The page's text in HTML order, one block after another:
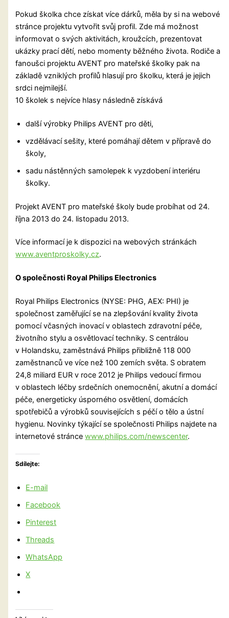
Pokud školka chce získat více dárků, měla by si na webové
stránce projektu vytvořit svůj profil. Zde má možnost
informovat o svých aktivitách, kroužcích, prezentovat
ukázky prací dětí, nebo momenty běžného života. Rodiče a
fanoušci projektu AVENT pro mateřské školky pak na
základě vzniklých profilů hlasují pro školku, která je jejich
srdci nejmilejší.
10 školek s nejvíce hlasy následně získává
další výrobky Philips AVENT pro děti,
vzdělávací sešity, které pomáhají dětem v přípravě do
školy,
sadu nástěnných samolepek k vyzdobení interiéru
školky.
Projekt AVENT pro mateřské školy bude probíhat od 24.
října 2013 do 24. listopadu 2013.
Více informací je k dispozici na webových stránkách
www.aventproskolky.cz.
O společnosti Royal Philips Electronics
Royal Philips Electronics (NYSE: PHG, AEX: PHI) je
společnost zaměřující se na zlepšování kvality života
pomocí včasných inovací v oblastech zdravotní péče,
životního stylu a osvětlovací techniky. S centrálou
v Holandsku, zaměstnává Philips přibližně 118 000
zaměstnanců ve více než 100 zemích světa. S obratem
24,8 miliard EUR v roce 2012 je Philips vedoucí firmou
v oblastech léčby srdečních onemocnění, akutní a domácí
péče, energeticky úsporného osvětlení, domácích
spotřebičů a výrobků souvisejících s péčí o tělo a ústní
hygienu. Novinky týkající se společnosti Philips najdete na
internetové stráncewww.philips.com/newscenter.
Sdílejte:
E-mail
Facebook
Pinterest
Threads
WhatsApp
X